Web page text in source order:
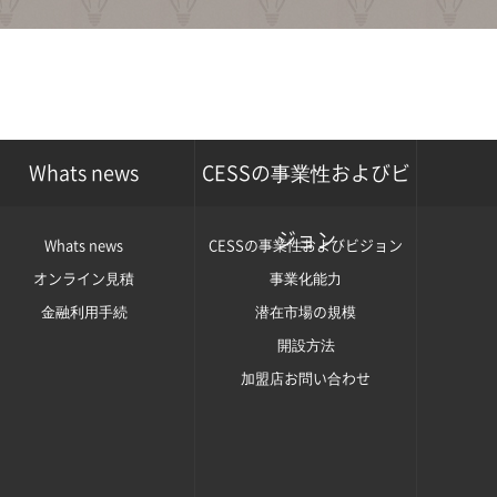
Whats news CESSの事業性およびビ
ジョン
Whats news
オンライン見積
金融利用手続
CESSの事業性およびビジョン
事業化能力
潜在市場の規模
開設方法
加盟店お問い合わせ